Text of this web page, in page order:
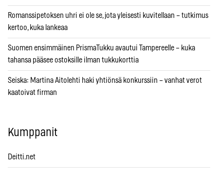
Romanssipetoksen uhri ei ole se, jota yleisesti kuvitellaan – tutkimus
kertoo, kuka lankeaa
Suomen ensimmäinen PrismaTukku avautui Tampereelle – kuka
tahansa pääsee ostoksille ilman tukkukorttia
Seiska: Martina Aitolehti haki yhtiönsä konkurssiin – vanhat verot
kaatoivat firman
Kumppanit
Deitti.net